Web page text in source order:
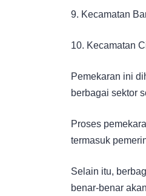
9. Kecamatan
10. Kecamatan
Pemekaran ini
berbagai sektor
Proses
termasuk
Selain itu,
benar-benar